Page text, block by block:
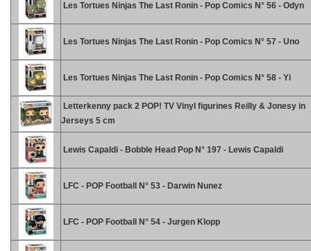
Les Tortues Ninjas The Last Ronin - Pop Comics N° 56 - Odyn
Les Tortues Ninjas The Last Ronin - Pop Comics N° 57 - Uno
Les Tortues Ninjas The Last Ronin - Pop Comics N° 58 - Yi
Letterkenny pack 2 POP! TV Vinyl figurines Reilly & Jonesy in
Jerseys 5 cm
Lewis Capaldi - Bobble Head Pop N° 197 - Lewis Capaldi
LFC - POP Football N° 53 - Darwin Nunez
LFC - POP Football N° 54 - Jurgen Klopp